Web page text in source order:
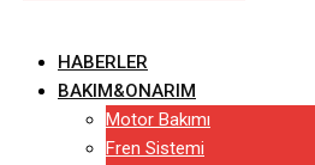
HABERLER
BAKIM&ONARIM
Motor Bakımı
Fren Sistemi